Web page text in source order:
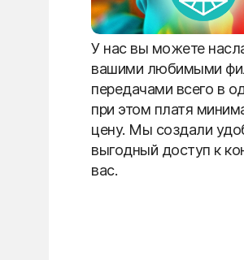
У нас вы можете
вашими любимыми
передачами всего в
при этом платя
цену. Мы создали
выгодный доступ к
вас.